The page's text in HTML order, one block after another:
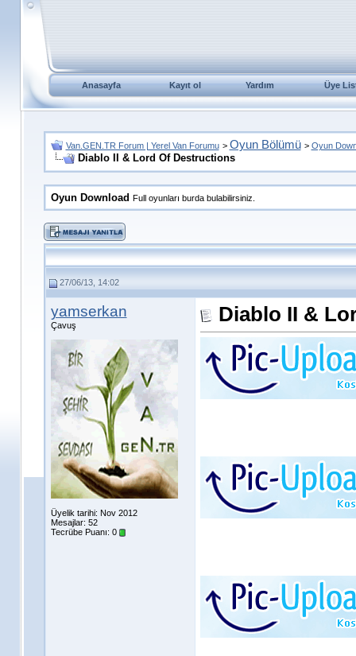
Anasayfa Kayıt ol Yardım Üye
Van.GEN.TR Forum | Yerel Van Forumu > Oyun Bölümü > Oyun
Diablo II & Lord Of Destructions
Oyun Download Full oyunları burda bulabilirsiniz.
27/06/13, 14:02
yamserkan
Çavuş
Üyelik tarihi: Nov 2012
Mesajlar: 52
Tecrübe Puanı: 0
Diablo II &